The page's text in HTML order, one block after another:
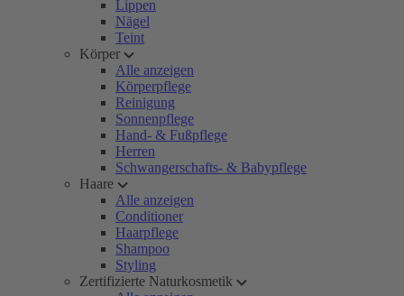
Lippen
Nägel
Teint
Körper
Alle anzeigen
Körperpflege
Reinigung
Sonnenpflege
Hand- & Fußpflege
Herren
Schwangerschafts- & Babypflege
Haare
Alle anzeigen
Conditioner
Haarpflege
Shampoo
Styling
Zertifizierte Naturkosmetik